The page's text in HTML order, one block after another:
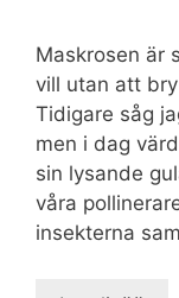
Maskrosen är
vill utan att
Tidigare såg
men i dag
sin lysande
våra
insekterna